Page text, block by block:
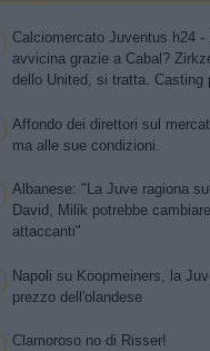
Calciomercato Juventus h24 -
avvicina grazie a Cabal?
dello United, si tratta. Casting
Affondo dei direttori sul
ma alle sue condizioni.
Albanese: "La Juve ragiona
David, Milik potrebbe
attaccanti"
Napoli su Koopmeiners, la
prezzo dell'olandese
Clamoroso no di Risser!